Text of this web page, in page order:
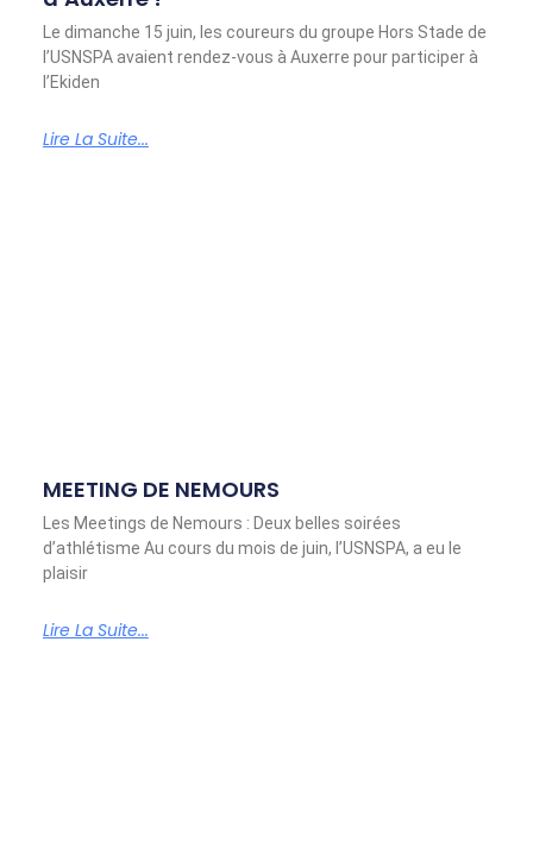
Le dimanche 15 juin, les coureurs du groupe Hors Stade de
l’USNSPA avaient rendez-vous à Auxerre pour participer à
l’Ekiden
Lire La Suite...
MEETING DE NEMOURS
Les Meetings de Nemours : Deux belles soirées
d’athlétisme Au cours du mois de juin, l’USNSPA, a eu le
plaisir
Lire La Suite...